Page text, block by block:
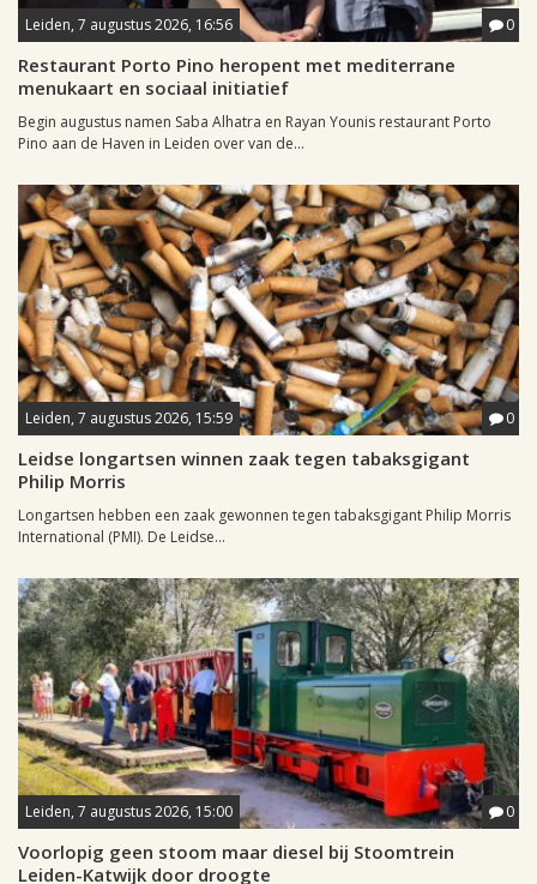
Leiden, 7 augustus 2026, 16:56 0
Restaurant Porto Pino heropent met mediterrane
menukaart en sociaal initiatief
Begin augustus namen Saba Alhatra en Rayan Younis restaurant Porto
Pino aan de Haven in Leiden over van de...
Leiden, 7 augustus 2026, 15:59 0
Leidse longartsen winnen zaak tegen tabaksgigant
Philip Morris
Longartsen hebben een zaak gewonnen tegen tabaksgigant Philip Morris
International (PMI). De Leidse...
Leiden, 7 augustus 2026, 15:00 0
Voorlopig geen stoom maar diesel bij Stoomtrein
Leiden-Katwijk door droogte